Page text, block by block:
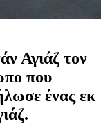
Αγιάζ τον
που
ένας εκ